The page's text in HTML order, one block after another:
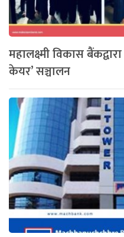
महालक्ष्मी विकास
केयर’ सञ्चालन